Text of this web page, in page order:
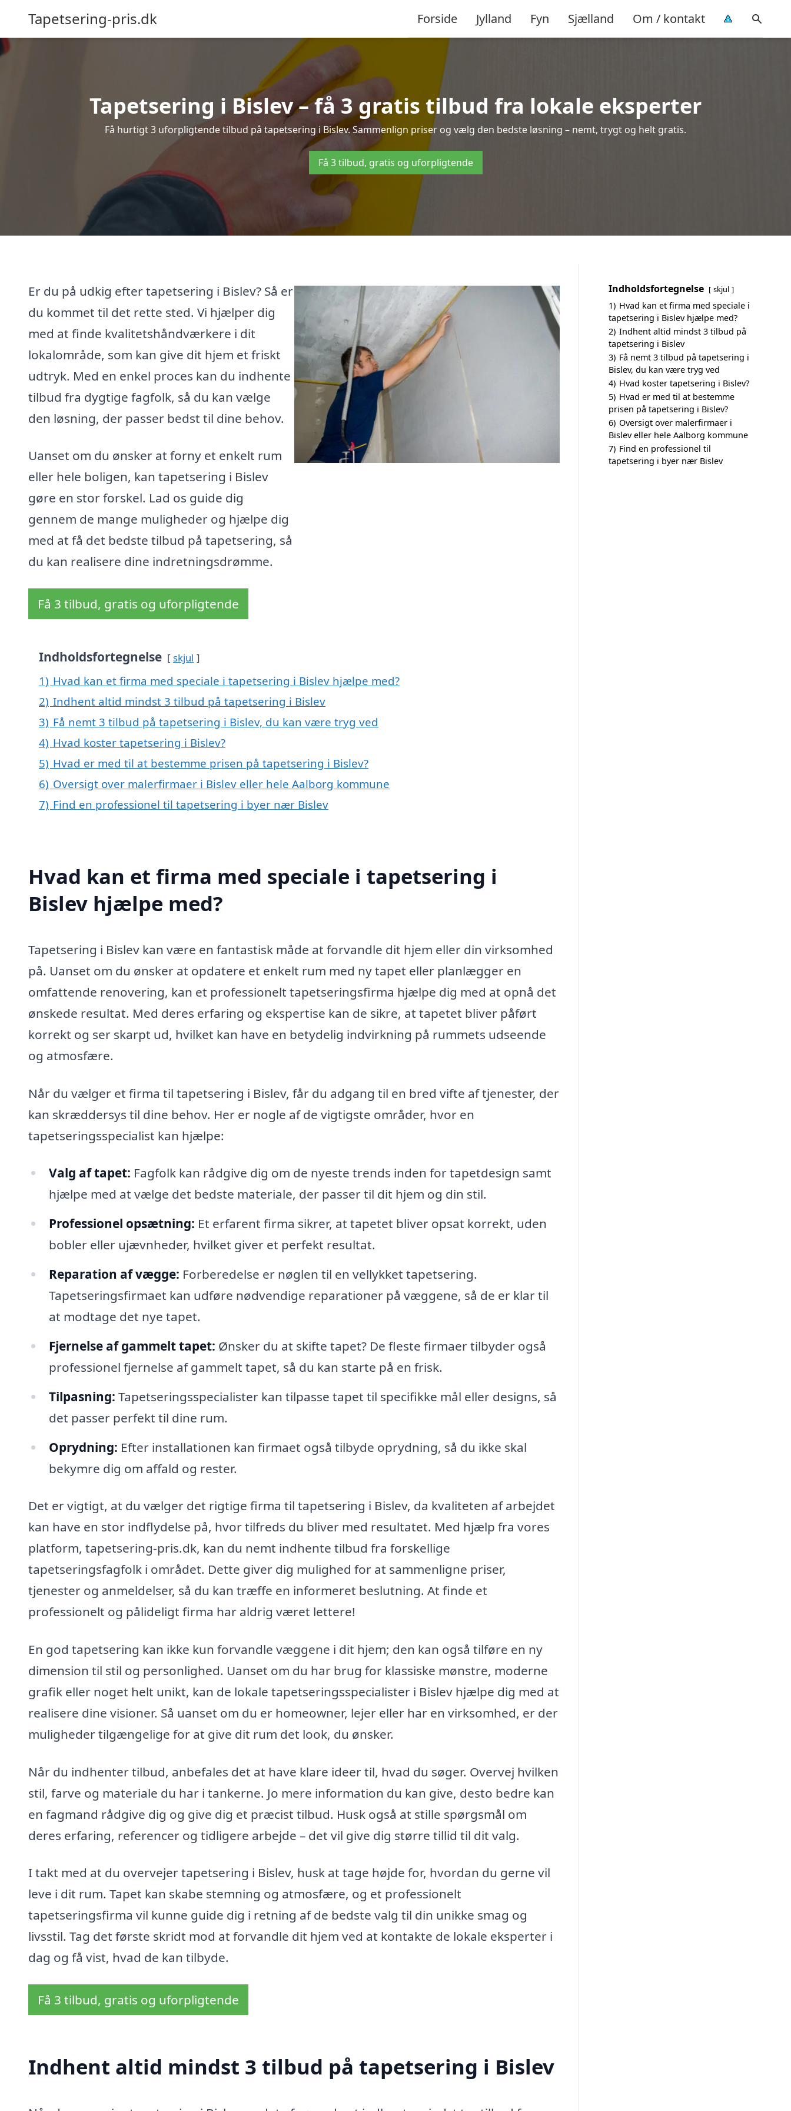
Tapetsering-pris.dk Forside Jylland Fyn Sjælland Om / kontakt
Tapetsering i Bislev – få 3 gratis tilbud fra lokale eksperter
Få hurtigt 3 uforpligtende tilbud på tapetsering i Bislev. Sammenlign priser og vælg den bedste løsning – nemt, trygt og helt gratis.
Få 3 tilbud, gratis og uforpligtende
Er du på udkig efter tapetsering i Bislev? Så er
du kommet til det rette sted. Vi hjælper dig
med at finde kvalitetshåndværkere i dit
lokalområde, som kan give dit hjem et friskt
udtryk. Med en enkel proces kan du indhente
tilbud fra dygtige fagfolk, så du kan vælge
den løsning, der passer bedst til dine behov.
Uanset om du ønsker at forny et enkelt rum
eller hele boligen, kan tapetsering i Bislev
gøre en stor forskel. Lad os guide dig
gennem de mange muligheder og hjælpe dig
med at få det bedste tilbud på tapetsering, så
du kan realisere dine indretningsdrømme.
Få 3 tilbud, gratis og uforpligtende
Indholdsfortegnelse skjul
1) Hvad kan et firma med speciale i tapetsering i Bislev hjælpe med?
2) Indhent altid mindst 3 tilbud på tapetsering i Bislev
3) Få nemt 3 tilbud på tapetsering i Bislev, du kan være tryg ved
4) Hvad koster tapetsering i Bislev?
5) Hvad er med til at bestemme prisen på tapetsering i Bislev?
6) Oversigt over malerfirmaer i Bislev eller hele Aalborg kommune
7) Find en professionel til tapetsering i byer nær Bislev
Hvad kan et firma med speciale i tapetsering i
Bislev hjælpe med?
Tapetsering i Bislev kan være en fantastisk måde at forvandle dit hjem eller din virksomhed
på. Uanset om du ønsker at opdatere et enkelt rum med ny tapet eller planlægger en
omfattende renovering, kan et professionelt tapetseringsfirma hjælpe dig med at opnå det
ønskede resultat. Med deres erfaring og ekspertise kan de sikre, at tapetet bliver påført
korrekt og ser skarpt ud, hvilket kan have en betydelig indvirkning på rummets udseende
og atmosfære.
Når du vælger et firma til tapetsering i Bislev, får du adgang til en bred vifte af tjenester, der
kan skræddersys til dine behov. Her er nogle af de vigtigste områder, hvor en
tapetseringsspecialist kan hjælpe:
Valg af tapet: Fagfolk kan rådgive dig om de nyeste trends inden for tapetdesign samt
hjælpe med at vælge det bedste materiale, der passer til dit hjem og din stil.
Professionel opsætning: Et erfarent firma sikrer, at tapetet bliver opsat korrekt, uden
bobler eller ujævnheder, hvilket giver et perfekt resultat.
Reparation af vægge: Forberedelse er nøglen til en vellykket tapetsering.
Tapetseringsfirmaet kan udføre nødvendige reparationer på væggene, så de er klar til
at modtage det nye tapet.
Fjernelse af gammelt tapet: Ønsker du at skifte tapet? De fleste firmaer tilbyder også
professionel fjernelse af gammelt tapet, så du kan starte på en frisk.
Tilpasning: Tapetseringsspecialister kan tilpasse tapet til specifikke mål eller designs, så
det passer perfekt til dine rum.
Oprydning: Efter installationen kan firmaet også tilbyde oprydning, så du ikke skal
bekymre dig om affald og rester.
Det er vigtigt, at du vælger det rigtige firma til tapetsering i Bislev, da kvaliteten af arbejdet
kan have en stor indflydelse på, hvor tilfreds du bliver med resultatet. Med hjælp fra vores
platform, tapetsering-pris.dk, kan du nemt indhente tilbud fra forskellige
tapetseringsfagfolk i området. Dette giver dig mulighed for at sammenligne priser,
tjenester og anmeldelser, så du kan træffe en informeret beslutning. At finde et
professionelt og pålideligt firma har aldrig været lettere!
En god tapetsering kan ikke kun forvandle væggene i dit hjem; den kan også tilføre en ny
dimension til stil og personlighed. Uanset om du har brug for klassiske mønstre, moderne
grafik eller noget helt unikt, kan de lokale tapetseringsspecialister i Bislev hjælpe dig med at
realisere dine visioner. Så uanset om du er homeowner, lejer eller har en virksomhed, er der
muligheder tilgængelige for at give dit rum det look, du ønsker.
Når du indhenter tilbud, anbefales det at have klare ideer til, hvad du søger. Overvej hvilken
stil, farve og materiale du har i tankerne. Jo mere information du kan give, desto bedre kan
en fagmand rådgive dig og give dig et præcist tilbud. Husk også at stille spørgsmål om
deres erfaring, referencer og tidligere arbejde – det vil give dig større tillid til dit valg.
I takt med at du overvejer tapetsering i Bislev, husk at tage højde for, hvordan du gerne vil
leve i dit rum. Tapet kan skabe stemning og atmosfære, og et professionelt
tapetseringsfirma vil kunne guide dig i retning af de bedste valg til din unikke smag og
livsstil. Tag det første skridt mod at forvandle dit hjem ved at kontakte de lokale eksperter i
dag og få vist, hvad de kan tilbyde.
Få 3 tilbud, gratis og uforpligtende
Indhent altid mindst 3 tilbud på tapetsering i Bislev
Indholdsfortegnelse skjul
1) Hvad kan et firma med speciale i
tapetsering i Bislev hjælpe med?
2) Indhent altid mindst 3 tilbud på
tapetsering i Bislev
3) Få nemt 3 tilbud på tapetsering i
Bislev, du kan være tryg ved
4) Hvad koster tapetsering i Bislev?
5) Hvad er med til at bestemme
prisen på tapetsering i Bislev?
6) Oversigt over malerfirmaer i
Bislev eller hele Aalborg kommune
7) Find en professionel til
tapetsering i byer nær Bislev